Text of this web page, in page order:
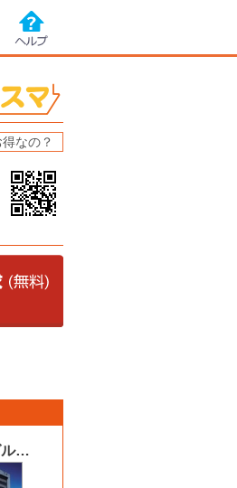
ヘルプ
なの？
株式会社中央住宅 ポラスグループ